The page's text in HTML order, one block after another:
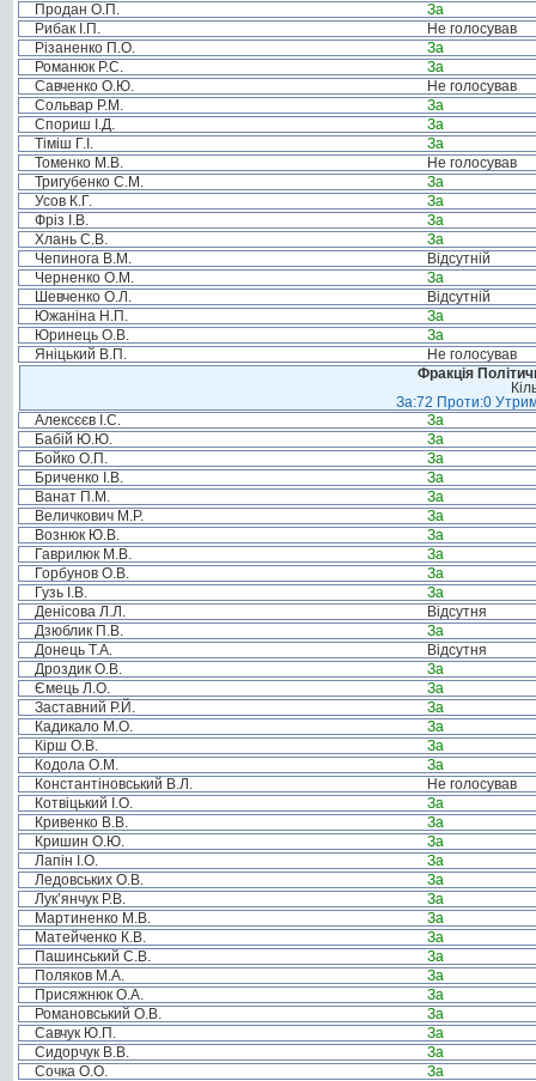
Продан О.П.
За
Рибак І.П.
Не голосував
Різаненко П.О.
За
Романюк Р.С.
За
Савченко О.Ю.
Не голосував
Сольвар Р.М.
За
Спориш І.Д.
За
Тіміш Г.І.
За
Томенко М.В.
Не голосував
Тригубенко С.М.
За
Усов К.Г.
За
Фріз І.В.
За
Хлань С.В.
За
Чепинога В.М.
Відсутній
Черненко О.М.
За
Шевченко О.Л.
Відсутній
Южаніна Н.П.
За
Юринець О.В.
За
Яніцький В.П.
Не голосував
Фракція
За:72 Проти:0
Алексєєв І.С.
За
Бабій Ю.Ю.
За
Бойко О.П.
За
Бриченко І.В.
За
Ванат П.М.
За
Величкович М.Р.
За
Вознюк Ю.В.
За
Гаврилюк М.В.
За
Горбунов О.В.
За
Гузь І.В.
За
Денісова Л.Л.
Відсутня
Дзюблик П.В.
За
Донець Т.А.
Відсутня
Дроздик О.В.
За
Ємець Л.О.
За
Заставний Р.Й.
За
Кадикало М.О.
За
Кірш О.В.
За
Кодола О.М.
За
Константіновський В.Л.
Не голосував
Котвіцький І.О.
За
Кривенко В.В.
За
Кришин О.Ю.
За
Лапін І.О.
За
Ледовських О.В.
За
Лук’янчук Р.В.
За
Мартиненко М.В.
За
Матейченко К.В.
За
Пашинський С.В.
За
Поляков М.А.
За
Присяжнюк О.А.
За
Романовський О.В.
За
Савчук Ю.П.
За
Сидорчук В.В.
За
Сочка О.О.
За